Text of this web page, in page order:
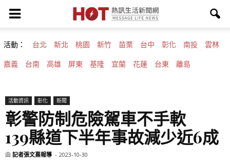
活動： 台北 新北 桃園 新竹 苗栗 台中 彰化 南投 雲林
嘉義 台南 高雄 屏東 基隆 宜蘭 花蓮 台東 離島
活動資訊 彰化 新聞
彰警防制危險駕車不手軟
139縣道下半年事故減少近6成
由 記者張文熹報導 - 2023-10-30